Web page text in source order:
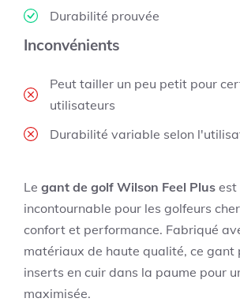
Durabilité prouvée
Inconvénients
Peut tailler un peu petit pour
utilisateurs
Durabilité variable selon
Le gant de golf Wilson Feel Plus est
incontournable pour les golfeurs
confort et performance. Fabriqué
matériaux de haute qualité, ce gant
inserts en cuir dans la paume pour
maximisée.